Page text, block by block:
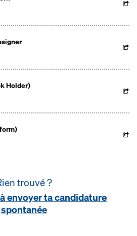
Holder)
trouvé ?
envoyer ta candidature
spontanée